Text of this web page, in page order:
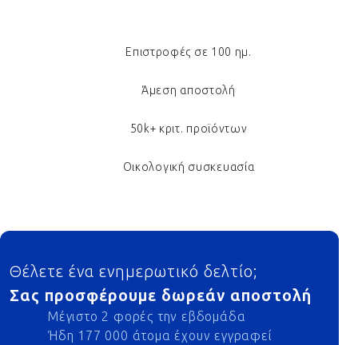
Επιστροφές σε 100 ημ.
Άμεση αποστολή
50k+ κριτ. προϊόντων
Οικολογική συσκευασία
Footer
Θέλετε ένα ενημερωτικό δελτίο;
Σας προσφέρουμε δωρεάν αποστολή
Μέγιστο 2 φορές την εβδομάδα
Ήδη 177 000 άτομα έχουν εγγραφεί